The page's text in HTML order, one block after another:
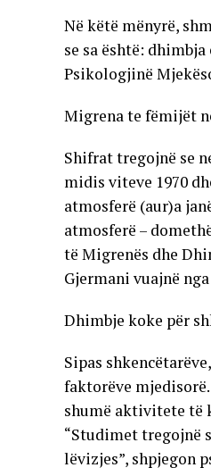
Në këtë mënyrë,
se sa është:
Psikologjinë
Migrena te fëmijët
Shifrat tregojnë se
midis viteve 1970
atmosferë (aur)a
atmosferë –
të Migrenës dhe
Gjermani vuajnë
Dhimbje koke për
Sipas
faktorëve
shumë aktivitete të
“Studimet tregojnë
lëvizjes”, shpjegon